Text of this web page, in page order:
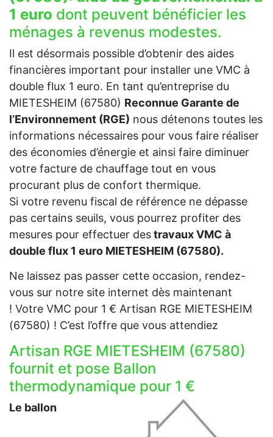
1 euro dont peuvent bénéficier les
ménages à revenus modestes.
Il est désormais possible d’obtenir des aides
financières important pour installer une VMC à
double flux 1 euro. En tant qu’entreprise du
MIETESHEIM (67580) Reconnue Garante de
l’Environnement (RGE) nous détenons toutes les
informations nécessaires pour vous faire réaliser
des économies d’énergie et ainsi faire diminuer
votre facture de chauffage tout en vous
procurant plus de confort thermique.
Si votre revenu fiscal de référence ne dépasse
pas certains seuils, vous pourrez profiter des
mesures pour effectuer destravaux VMC à
double flux 1 euro MIETESHEIM (67580).
Ne laissez pas passer cette occasion, rendez-
vous sur notre site internet dès maintenant
! Votre VMC pour 1 € Artisan RGE MIETESHEIM
(67580) ! C’est l’offre que vous attendiez
Artisan RGE MIETESHEIM (67580)
fournit et pose Ballon
thermodynamique pour 1 €
Le ballon